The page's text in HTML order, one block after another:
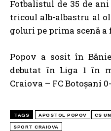
Fotbalistul de 35 de
tricoul alb-albastru al
goluri pe prima scenă
Popov a sosit în
debutat în Liga 1 în
Craiova – FC Botoșani
TAGS APOSTOL POPOV CS
SPORT CRAIOVA